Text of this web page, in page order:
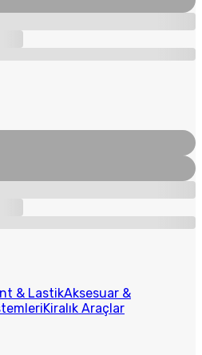
& LastikAksesuar &
Kiralık Araçlar